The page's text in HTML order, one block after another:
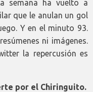
semana ha vuelto a
que le anulan un gol
Y en el minuto 93.
ni imágenes.
la repercusión es
por el Chiringuito.